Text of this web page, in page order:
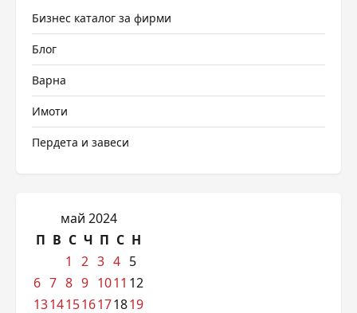
Бизнес каталог за фирми
Блог
Варна
Имоти
Пердета и завеси
май 2024
П В С Ч П С Н
1
2 3 4 5
6 7 8 9 1011 12
13141516171819